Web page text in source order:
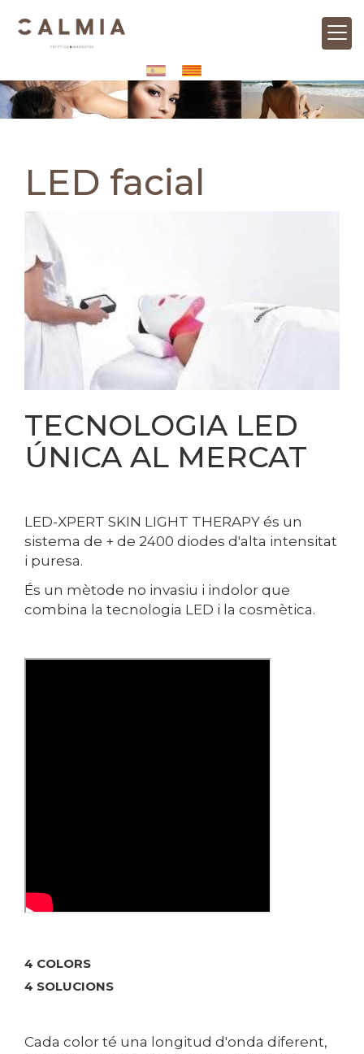
LED facial
TECNOLOGIA LED
ÚNICA AL MERCAT
LED-XPERT SKIN LIGHT THERAPY és un
sistema de + de 2400 diodes d'alta intensitat
i puresa.
És un mètode no invasiu i indolor que
combina la tecnologia LED i la cosmètica.
4 COLORS
4 SOLUCIONS
Cada color té una longitud d'onda diferent,